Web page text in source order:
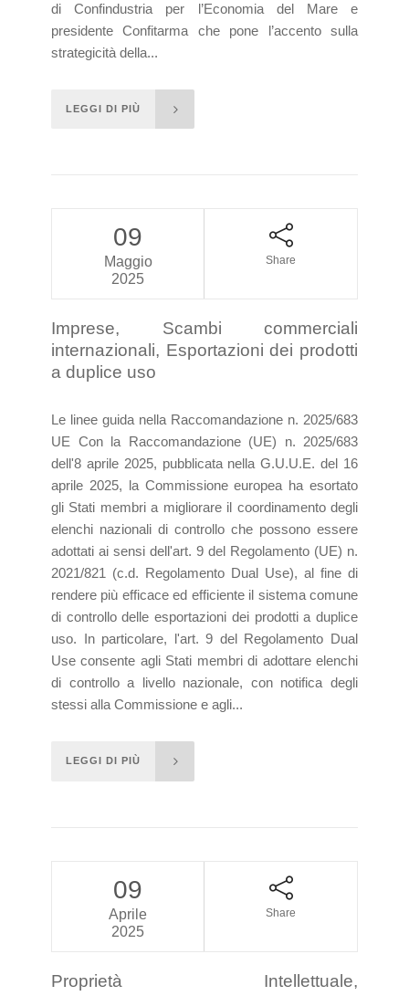
di Confindustria per l’Economia del Mare e
presidente Confitarma che pone l’accento sulla
strategicità della...
LEGGI DI PIÙ
09
Maggio
2025
Share
Imprese, Scambi commerciali
internazionali, Esportazioni dei prodotti
a duplice uso
Le linee guida nella Raccomandazione n. 2025/683
UE Con la Raccomandazione (UE) n. 2025/683
dell'8 aprile 2025, pubblicata nella G.U.U.E. del 16
aprile 2025, la Commissione europea ha esortato
gli Stati membri a migliorare il coordinamento degli
elenchi nazionali di controllo che possono essere
adottati ai sensi dell'art. 9 del Regolamento (UE) n.
2021/821 (c.d. Regolamento Dual Use), al fine di
rendere più efficace ed efficiente il sistema comune
di controllo delle esportazioni dei prodotti a duplice
uso. In particolare, l'art. 9 del Regolamento Dual
Use consente agli Stati membri di adottare elenchi
di controllo a livello nazionale, con notifica degli
stessi alla Commissione e agli...
LEGGI DI PIÙ
09
Aprile
2025
Share
Proprietà Intellettuale,